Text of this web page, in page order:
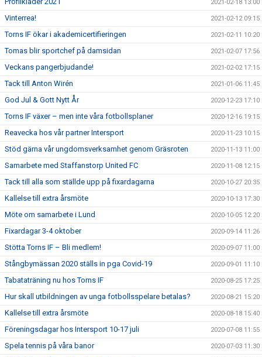
2021-02-18 13:00
Vinterrea! 2021-02-12 09:15
Torns IF ökar i akademicertifieringen 2021-02-11 10:20
Tomas blir sportchef på damsidan 2021-02-07 17:56
Veckans pangerbjudande! 2021-02-02 17:15
Tack till Anton Wirén 2021-01-06 11:45
God Jul & Gott Nytt År 2020-12-23 17:10
Torns IF växer – men inte våra fotbollsplaner 2020-12-16 19:15
Reavecka hos vår partner Intersport 2020-11-23 10:15
Stöd gärna vår ungdomsverksamhet genom Gräsroten 2020-11-13 11:00
Samarbete med Staffanstorp United FC 2020-11-08 12:15
Tack till alla som ställde upp på fixardagarna 2020-10-27 20:35
Kallelse till extra årsmöte 2020-10-13 17:30
Möte om samarbete i Lund 2020-10-05 12:20
Fixardagar 3-4 oktober 2020-09-14 11:26
Stötta Torns IF – Bli medlem! 2020-09-07 11:00
Stångbymässan 2020 ställs in pga Covid-19 2020-09-01 11:10
Tabataträning nu hos Torns IF 2020-08-25 17:25
Hur skall utbildningen av unga fotbollsspelare betalas? 2020-08-21 15:20
Kallelse till extra årsmöte 2020-08-18 15:40
Föreningsdagar hos Intersport 10-17 juli 2020-07-08 11:55
Spela tennis på våra banor 2020-07-03 11:30